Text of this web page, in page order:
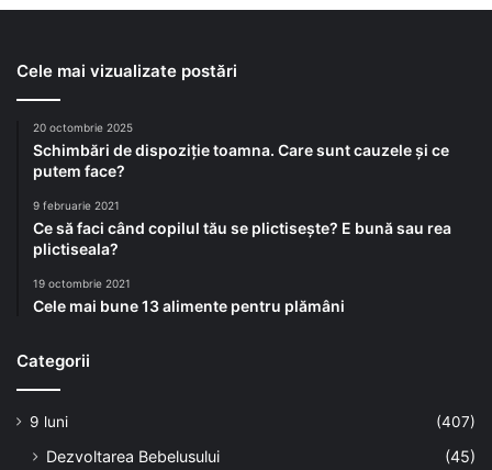
Cele mai vizualizate postări
20 octombrie 2025
Schimbări de dispoziție toamna. Care sunt cauzele și ce
putem face?
9 februarie 2021
Ce să faci când copilul tău se plictisește? E bună sau rea
plictiseala?
19 octombrie 2021
Cele mai bune 13 alimente pentru plămâni
Categorii
9 luni (407)
Dezvoltarea Bebelusului
(45)